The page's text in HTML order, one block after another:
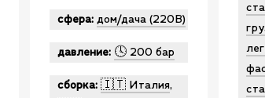
сфера: дом/дача (220В)
давление: 🕓 200 бар
сборка: 🇮🇹 Италия,